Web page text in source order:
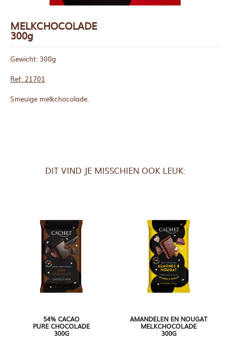
MELKCHOCOLADE
300g
Gewicht: 300g
Ref: 21701
Smeuïge melkchocolade.
DIT VIND JE MISSCHIEN OOK LEUK:
54% CACAO
PURE CHOCOLADE
300G
AMANDELEN EN NOUGAT
MELKCHOCOLADE
300G